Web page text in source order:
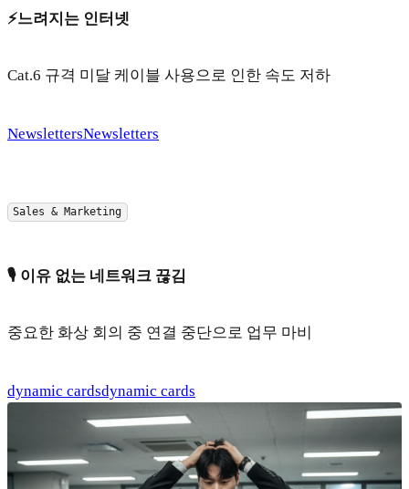
⚡️느려지는 인터넷
Cat.6 규격 미달 케이블 사용으로 인한 속도 저하
NewslettersNewsletters
Sales & Marketing
🎙️ 이유 없는 네트워크 끊김
중요한 화상 회의 중 연결 중단으로 업무 마비
dynamic cardsdynamic cards